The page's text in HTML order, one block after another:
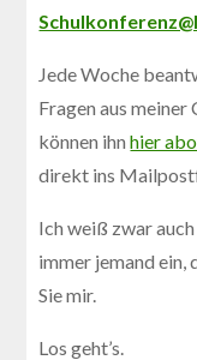
Jede Woche
Fragen aus
können ihnhier
direkt ins
Ich weiß zwar
immer jemand ein,
Sie mir.
Los geht’s.